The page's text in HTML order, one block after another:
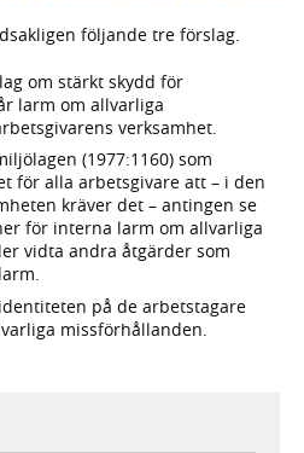
följande tre förslag.
om stärkt skydd för
larm om allvarliga
verksamhet.
(1977:1160) som
för alla arbetsgivare att – i den
kräver det – antingen se
för interna larm om allvarliga
vidta andra åtgärder som
på de arbetstagare
missförhållanden.